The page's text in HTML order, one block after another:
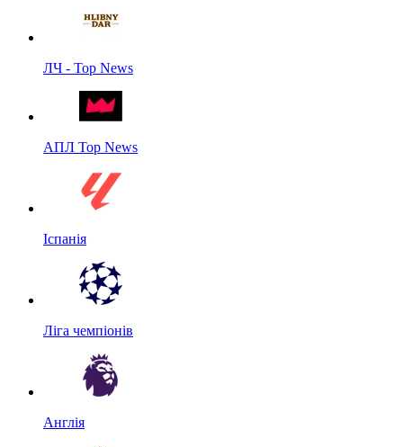
ЛЧ - Top News
АПЛ Top News
Іспанія
Ліга чемпіонів
Англія